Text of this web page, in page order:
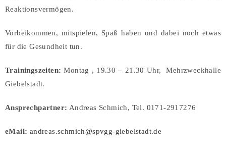
Reaktionsvermögen.
Vorbeikommen, mitspielen, Spaß haben und dabei noch etwas
für die Gesundheit tun.
Trainingszeiten: Montag , 19.30 – 21.30 Uhr, Mehrzweckhalle
Giebelstadt.
Ansprechpartner: Andreas Schmich, Tel. 0171-2917276
eMail: andreas.schmich@spvgg-giebelstadt.de